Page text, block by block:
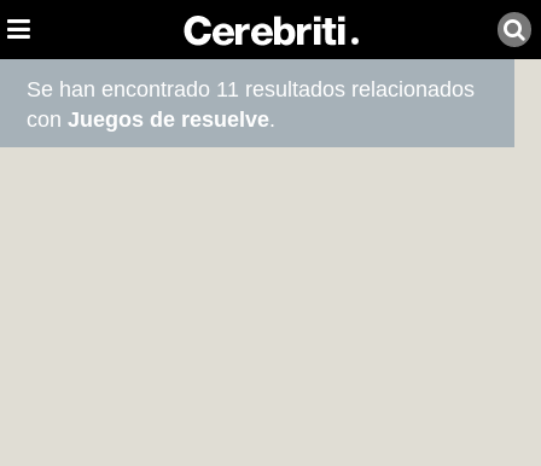
Se han encontrado 11 resultados relacionados
conJuegos de resuelve.